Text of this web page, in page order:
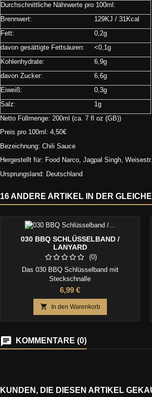
Durchschnittliche Nährwerte pro 100ml:
Brennwert:
129KJ / 31Kcal
Fett:
0,2g
davon gesättigte Fettsäuren:
<0,1g
Kohlenhydrate:
6,9g
davon Zucker:
6,6g
Eiweiß:
0,3g
Salz:
1g
Netto Füllmenge: 200ml (ca. 7 fl oz (GB))
Preis pro 100ml: 4,50€
Bezeichnung: Chili Sauce
Hergestellt für: Food Narco, Jagpal Singh,
Ursprungsland: Deutschland
16 ANDERE ARTIKEL IN DER
030 BBQ SCHLÜSSELBAND /
LANYARD
(0)
Das 030 BBQ Schlüsselband mit
Steckschnalle
Preis
6,99 €
 In den Warenkorb
KOMMENTARE (0)
KUNDEN, DIE DIESEN ARTIKEL